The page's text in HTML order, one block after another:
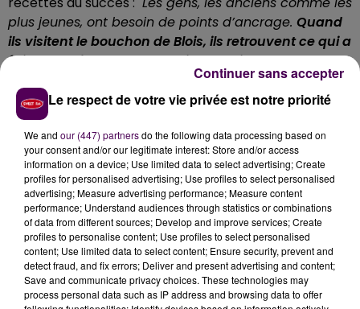
plus jeunes, ont besoin de points d’ancrage. Quand
ils visitent le bouchon de Blois, ils retrouvent ce qui a
fait leur enfance ou une voiture qu’ils ont connue
. Au total, plus de 200
véhicules étaient exposés :"C’est un musée
éphémère à ciel ouvert de l’automobile européenne,
nous avons des pièces qui sont sorties des chaînes
de production entre 1900 et les années 2000,c’est
un siècle de l’histoire de l’automobile que nous
admirons aujourd’hui"souligne l’organisateur.
Le respect de votre vie privée est notre priorité
We and our (447) partnersdo the following data processing based on
your consent and/or our legitimate interest: Store and/or access
information on a device; Use limited data to select advertising; Create
profiles for personalised advertising; Use profiles to select personalised
advertising; Measure advertising performance; Measure content
performance; Understand audiences through statistics or combinations
of data from different sources; Develop and improve services; Create
profiles to personalise content; Use profiles to select personalised
content; Use limited data to select content; Ensure security, prevent and
detect fraud, and fix errors; Deliver and present advertising and content;
Save and communicate privacy choices. These technologies may
process personal data such as IP address and browsing data to offer
Continuer sans accepter